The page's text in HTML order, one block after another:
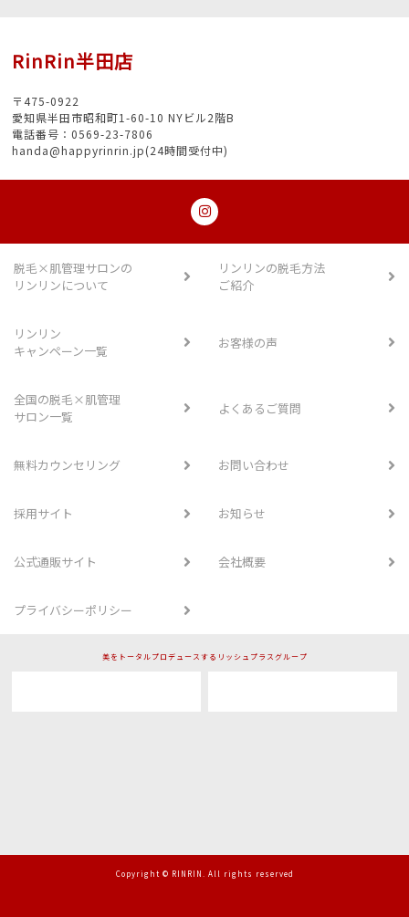
RinRin半田店
〒475-0922
愛知県半田市昭和町1-60-10 NYビル2階B
電話番号：0569-23-7806
handa@happyrinrin.jp(24時間受付中)
脱毛×肌管理サロンの
リンリンについて
リンリンの脱毛方法
ご紹介
リンリン
キャンペーン一覧
お客様の声
全国の脱毛×肌管理
サロン一覧
よくあるご質問
無料カウンセリング お問い合わせ
採用サイト お知らせ
公式通販サイト 会社概要
プライバシーポリシー
美をトータルプロデュースするリッシュプラスグループ
Copyright © RINRIN. All rights reserved